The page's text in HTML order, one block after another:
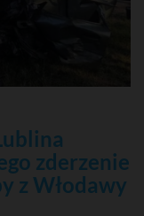
zderzenie
z Włodawy